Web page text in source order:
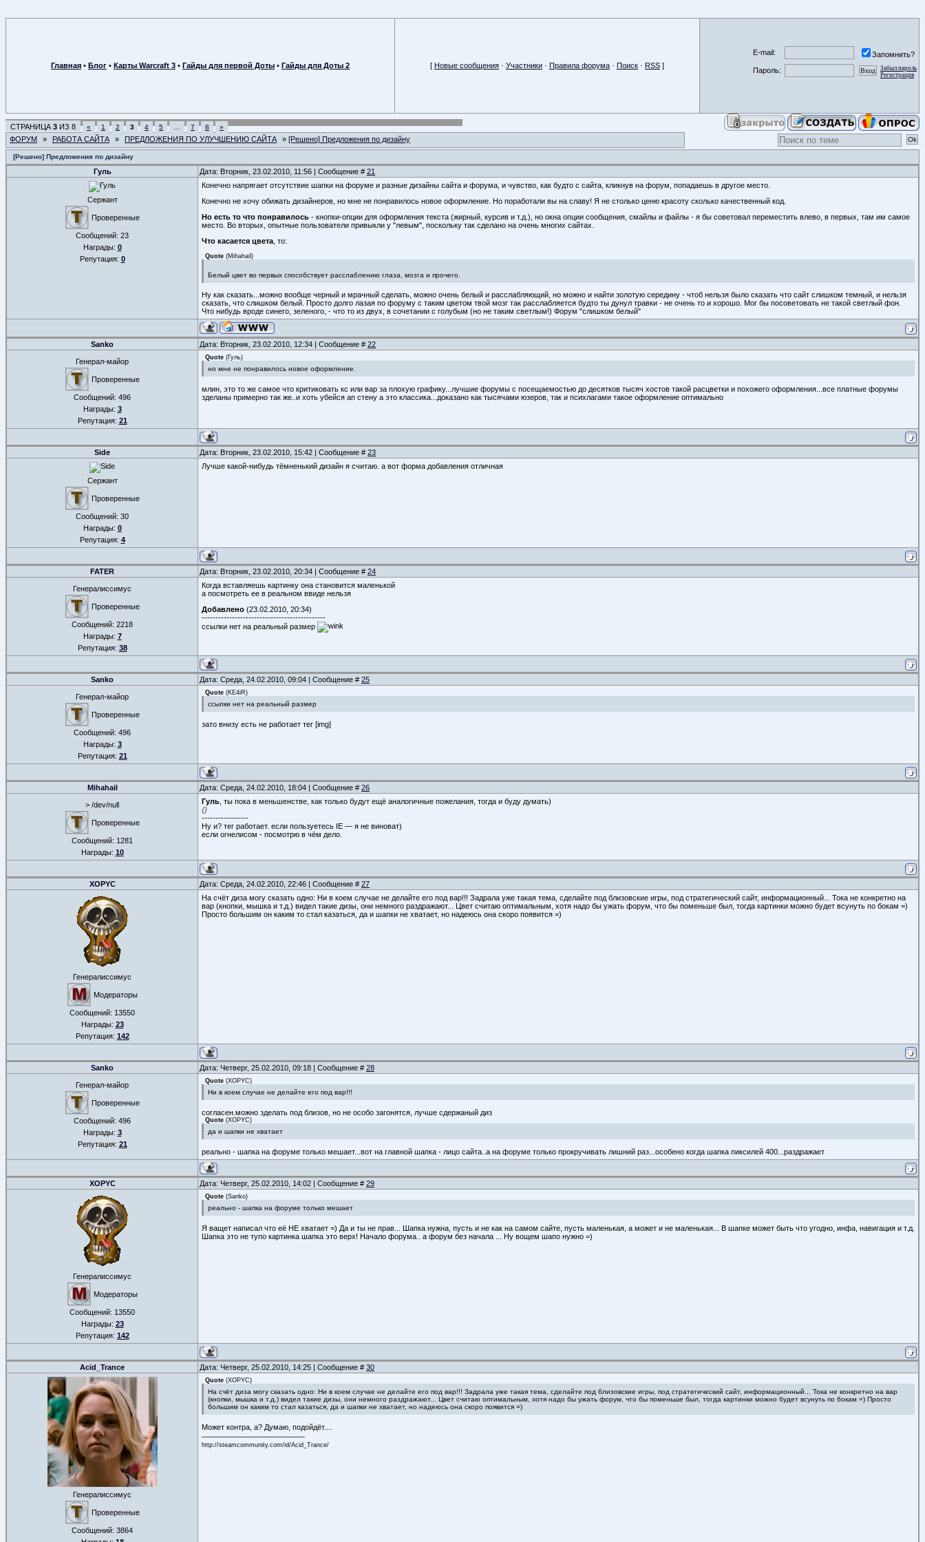
Главная • Блог • Карты Warcraft 3 • Гайды для первой Доты • Гайды для Доты 2 [ Новые сообщения · Участники · Правила форума · Поиск · RSS ]
E-mail:
Запомнить?
Пароль:
Забыл пароль
Регистрация
СТРАНИЦА 3 ИЗ 8 « 1 2 3 4 5 7 8 »
ФОРУМ » РАБОТА САЙТА » ПРЕДЛОЖЕНИЯ ПО УЛУЧШЕНИЮ САЙТА » [Решено] Предложения по дизайну
[Решено] Предложения по дизайну
Гуль Дата: Вторник, 23.02.2010, 11:56 | Сообщение # 21
Сержант
Проверенные
Сообщений: 23
Награды: 0
Репутация: 0
Конечно напрягает отсутствие шапки на форуме и разные дизайны сайта и форума, и чувство, как будто с сайта, кликнув на форум, попадаешь в другое место.
Конечно не хочу обижать дизайнеров, но мне не понравилось новое оформление. Но поработали вы на славу! Я не столько ценю красоту сколько качественный код.
Но есть то что понравилось - кнопки-опции для оформления текста (жирный, курсив и т.д.), но окна опции сообщения, смайлы и файлы - я бы советовал переместить влево, в первых, там им самое
место. Во вторых, опытные пользователи привыкли у "левым", поскольку так сделано на очень многих сайтах.
Что касается цвета , то:
Quote (Mihahail )
Белый цвет во первых способствует расслаблению глаза, мозга и прочего.
Ну как сказать...можно вообще черный и мрачный сделать, можно очень белый и расслабляющий, но можно и найти золотую середину - чтоб нельзя было сказать что сайт слишком темный, и нельзя
сказать, что слишком белый. Просто долго лазая по форуму с таким цветом твой мозг так расслабляется будто ты дунул травки - не очень то и хорошо. Мог бы посоветовать не такой светлый фон.
Что нибудь вроде синего, зеленого, - что то из двух, в сочетании с голубым (но не таким светлым!) Форум "слишком белый"
Sanko Дата: Вторник, 23.02.2010, 12:34 | Сообщение # 22
Генерал-майор
Проверенные
Сообщений: 496
Награды: 3
Репутация: 21
Quote (Гуль)
но мне не понравилось новое оформление.
млин, это то же самое что критиковать кс или вар за плохую графику...лучшие форумы с посещаемостью до десятков тысяч хостов такой расцветки и похожего оформления...все платные форумы
зделаны примерно так же..и хоть убейся ап стену а это классика...доказано как тысячами юзеров, так и психлагами такое оформление оптимально
Side Дата: Вторник, 23.02.2010, 15:42 | Сообщение # 23
Сержант
Проверенные
Сообщений: 30
Награды: 0
Репутация: 4
Лучше какой-нибудь тёмненький дизайн я считаю. а вот форма добавления отличная
FATER Дата: Вторник, 23.02.2010, 20:34 | Сообщение # 24
Генералиссимус
Проверенные
Сообщений: 2218
Награды: 7
Репутация: 38
Когда вставляешь картинку она становится маленькой
а посмотреть ее в реальном ввиде нельзя
Добавлено (23.02.2010, 20:34)
---------------------------------------------
ссылки нет на реальный размер
Sanko Дата: Среда, 24.02.2010, 09:04 | Сообщение # 25
Генерал-майор
Проверенные
Сообщений: 496
Награды: 3
Репутация: 21
Quote (KE4iR)
ссылки нет на реальный размер
зато внизу есть не работает тег [img]
Mihahail Дата: Среда, 24.02.2010, 18:04 | Сообщение # 26
> /dev/null
Проверенные
Сообщений: 1281
Награды: 10
Гуль , ты пока в меньшенстве, как только будут ещё аналогичные пожелания, тогда и буду думать)
{}
-----------------
Ну и? тег работает. если пользуетесь IE — я не виноват)
если огнелисом - посмотрю в чём дело.
XOPYC Дата: Среда, 24.02.2010, 22:46 | Сообщение # 27
Генералиссимус
Модераторы
Сообщений: 13550
Награды: 23
Репутация: 142
На счёт диза могу сказать одно: Ни в коем случае не делайте его под вар!!! Задрала уже такая тема, сделайте под близовские игры, под стратегический сайт, информационный... Тока не конкретно на
вар (кнопки, мышка и т.д.) видел такие дизы, они немного раздражают... Цвет считаю оптимальным, хотя надо бы ужать форум, что бы поменьше был, тогда картинки можно будет всунуть по бокам =)
Просто большим он каким то стал казаться, да и шапки не хватает, но надеюсь она скоро появится =)
Sanko Дата: Четверг, 25.02.2010, 09:18 | Сообщение # 28
Генерал-майор
Проверенные
Сообщений: 496
Награды: 3
Репутация: 21
Quote (XOPYC)
Ни в коем случае не делайте его под вар!!!
согласен.можно зделать под близов, но не особо загонятся, лучше сдержаный диз
Quote (XOPYC)
да и шапки не хватает
реально - шапка на форуме только мешает...вот на главной шапка - лицо сайта..а на форуме только прокручивать лишний раз...особено когда шапка пиксилей 400...раздражает
XOPYC Дата: Четверг, 25.02.2010, 14:02 | Сообщение # 29
Генералиссимус
Модераторы
Сообщений: 13550
Награды: 23
Репутация: 142
Quote (Sanko)
реально - шапка на форуме только мешает
Я ващет написал что её НЕ хватает =) Да и ты не прав... Шапка нужна, пусть и не как на самом сайте, пусть маленькая, а может и не маленькая... В шапке может быть что угодно, инфа, навигация и т.д.
Шапка это не тупо картинка шапка это верх! Начало форума.. а форум без начала ... Ну вощем шапо нужно =)
Acid_Trance Дата: Четверг, 25.02.2010, 14:25 | Сообщение # 30
Генералиссимус
Проверенные
Сообщений: 3864
Quote (XOPYC)
На счёт диза могу сказать одно: Ни в коем случае не делайте его под вар!!! Задрала уже такая тема, сделайте под близовские игры, под стратегический сайт, информационный... Тока не конкретно на вар
(кнопки, мышка и т.д.) видел такие дизы, они немного раздражают... Цвет считаю оптимальным, хотя надо бы ужать форум, что бы поменьше был, тогда картинки можно будет всунуть по бокам =) Просто
большим он каким то стал казаться, да и шапки не хватает, но надеюсь она скоро появится =)
Может контра, а? Думаю, подойдёт....
http://steamcommunity.com/id/Acid_Trance/